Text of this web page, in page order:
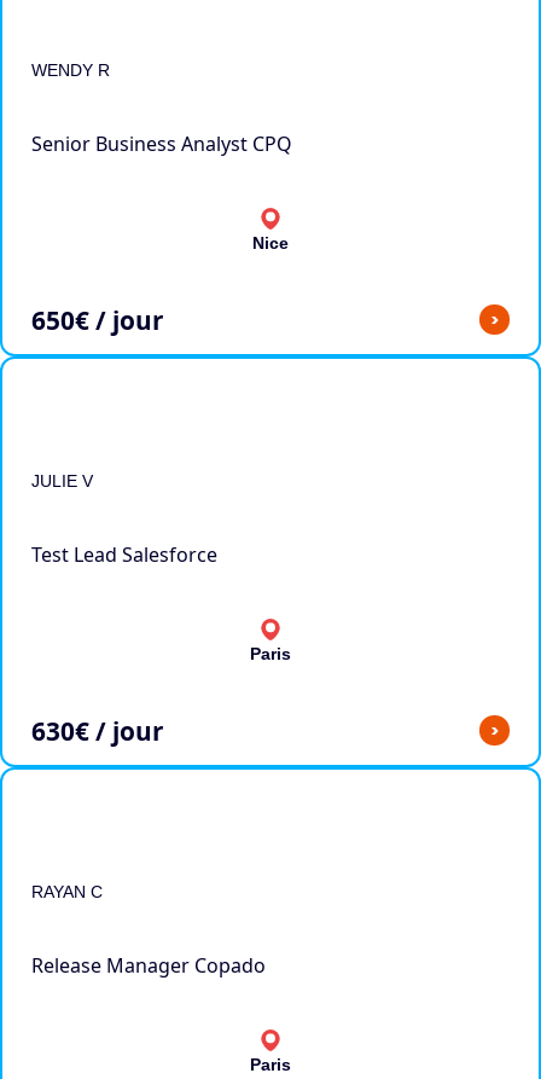
WENDY R
Senior Business Analyst CPQ
Nice
650€ / jour >
JULIE V
Test Lead Salesforce
Paris
630€ / jour >
RAYAN C
Release Manager Copado
Paris